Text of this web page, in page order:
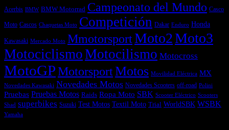
Acerbis BMW BMW Motorrad Campeonato del Mundo Casco
Moto Cascos Chaquetas Moto Competición Dakar Enduro Honda
Kawasaki Mercado Moto MmotorsportMoto2Moto3
MotociclismoMotocilismo Motocross
MotoGPMotorsportMotos Movilidad Eléctrica MX
Novedades Kawasaki Novedades Motos Novedades Scooters off-road Polini
Pruebas Pruebas Motos Raids Ropa Moto SBK Scooter Eléctrico Scooters
Shad superbikes Suzuki Test Motos Textil Moto Trial WorldSBK WSBK
Yamaha